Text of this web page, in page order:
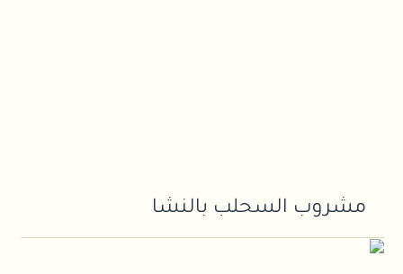
مشروب السحلب بالنشا